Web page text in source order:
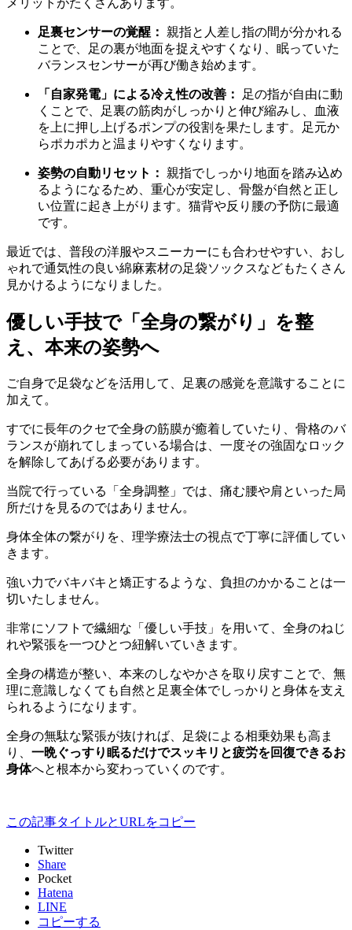
メリットがたくさんあります。
足裏センサーの覚醒：
親指と人差し指の間が分かれる
ことで、足の裏が地面を捉えやすくなり、眠っていた
バランスセンサーが再び働き始めます。
「自家発電」による冷え性の改善：
足の指が自由に動
くことで、足裏の筋肉がしっかりと伸び縮みし、血液
を上に押し上げるポンプの役割を果たします。足元か
らポカポカと温まりやすくなります。
姿勢の自動リセット：
親指でしっかり地面を踏み込め
るようになるため、重心が安定し、骨盤が自然と正し
い位置に起き上がります。猫背や反り腰の予防に最適
です。
最近では、普段の洋服やスニーカーにも合わせやすい、おし
ゃれで通気性の良い綿麻素材の足袋ソックスなどもたくさん
見かけるようになりました。
優しい手技で「全身の繋がり」を整
え、本来の姿勢へ
ご自身で足袋などを活用して、足裏の感覚を意識することに
加えて。
すでに長年のクセで全身の筋膜が癒着していたり、骨格のバ
ランスが崩れてしまっている場合は、一度その強固なロック
を解除してあげる必要があります。
当院で行っている「全身調整」では、痛む腰や肩といった局
所だけを見るのではありません。
身体全体の繋がりを、理学療法士の視点で丁寧に評価してい
きます。
強い力でバキバキと矯正するような、負担のかかることは一
切いたしません。
非常にソフトで繊細な「優しい手技」を用いて、全身のねじ
れや緊張を一つひとつ紐解いていきます。
全身の構造が整い、本来のしなやかさを取り戻すことで、無
理に意識しなくても自然と足裏全体でしっかりと身体を支え
られるようになります。
全身の無駄な緊張が抜ければ、足袋による相乗効果も高ま
り、 一晩ぐっすり眠るだけでスッキリと疲労を回復できるお
身体へと根本から変わっていくのです。
この記事タイトルとURLをコピー
Twitter
Share
Pocket
Hatena
LINE
コピーする